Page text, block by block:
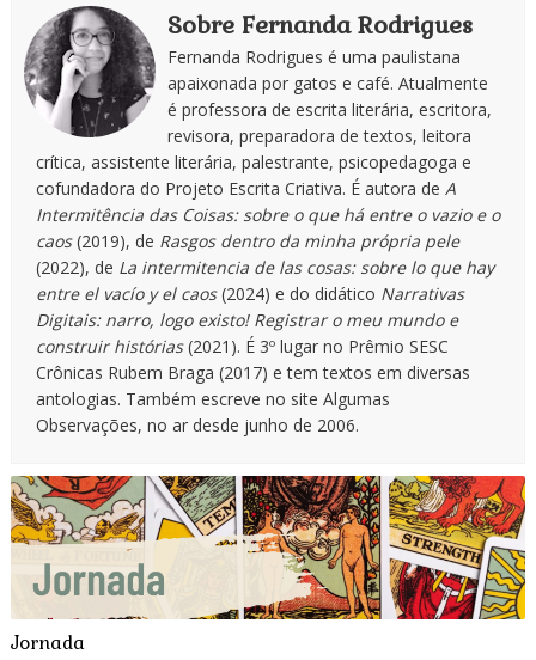
Sobre Fernanda Rodrigues
Fernanda Rodrigues é uma paulistana
apaixonada por gatos e café. Atualmente
é professora de escrita literária, escritora,
revisora, preparadora de textos, leitora
crítica, assistente literária, palestrante, psicopedagoga e
cofundadora do Projeto Escrita Criativa. É autora de A
Intermitência das Coisas: sobre o que há entre o vazio e o
caos(2019), de Rasgos dentro da minha própria pele
(2022), de La intermitencia de las cosas: sobre lo que hay
entre el vacío y el caos(2024) e do didático Narrativas
Digitais: narro, logo existo! Registrar o meu mundo e
construir histórias(2021). É 3º lugar no Prêmio SESC
Crônicas Rubem Braga (2017) e tem textos em diversas
antologias. Também escreve no site Algumas
Observações, no ar desde junho de 2006.
Jornada